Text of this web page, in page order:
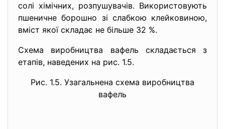
солі хімічних, розпушувачів. Використовують
пшеничне борошно зі слабкою клейковиною,
вміст якої складає не більше 32 %.
Схема виробництва вафель складається з
етапів, наведених на рис. 1.5.
Рис. 1.5. Узагальнена схема виробництва
вафель